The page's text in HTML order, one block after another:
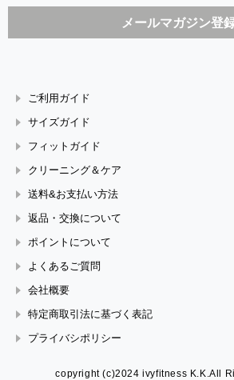
ご利用ガイド
サイズガイド
フィットガイド
クリーニング＆ケア
送料&お支払い方法
返品・交換について
ポイントについて
よくあるご質問
会社概要
特定商取引法に基づく表記
プライバシポリシー
copyright (c)2024 ivyfitness K.K.All